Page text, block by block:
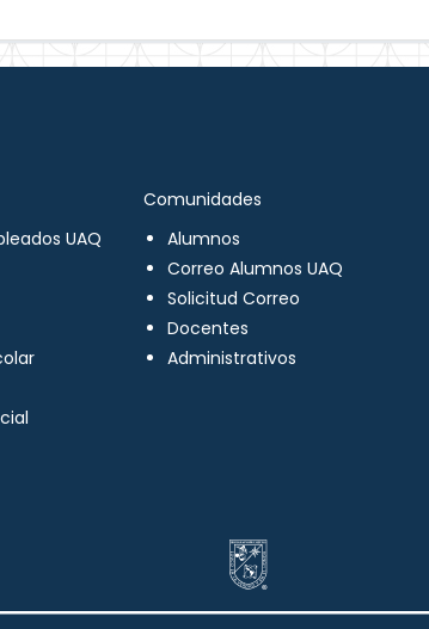
UAQ
Comunidades
Alumnos
Correo Alumnos UAQ
Solicitud Correo
Docentes
Administrativos